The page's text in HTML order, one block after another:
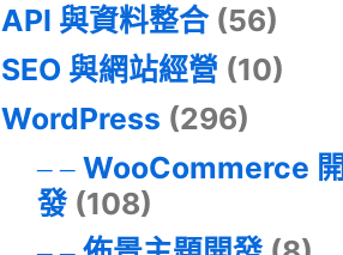
API 與資料整合(56)
SEO 與網站經營 (10)
WordPress (296)
WooCommerce 開
發(108)